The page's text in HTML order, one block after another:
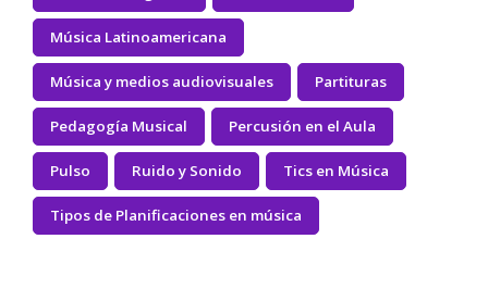
Música Latinoamericana
Música y medios audiovisuales Partituras
Pedagogía Musical Percusión en el Aula
Pulso Ruido y Sonido Tics en Música
Tipos de Planificaciones en música